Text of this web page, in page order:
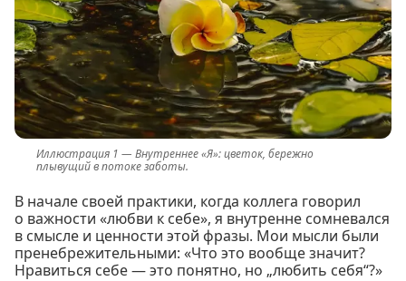
Внутреннее «Я»: цветок, бережно
плывущий в потоке заботы.
В начале своей практики, когда коллега говорил
о важности «любви к себе», я внутренне сомневался
в смысле и ценности этой фразы. Мои мысли были
пренебрежительными: «Что это вообще значит?
Нравиться себе — это понятно, но „любить себя“?»